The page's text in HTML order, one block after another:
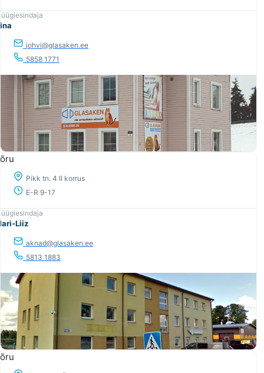
johvi@glasaken.ee
5858 1771
Pikk tn. 4 II korrus
E-R 9-17
Liiz
aknad@glasaken.ee
5813 1883